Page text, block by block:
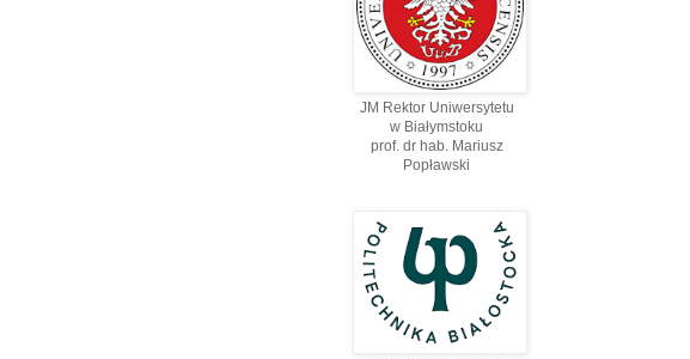
JM Rektor Uniwersytetu
w Białymstoku
prof. dr hab. Mariusz
Popławski